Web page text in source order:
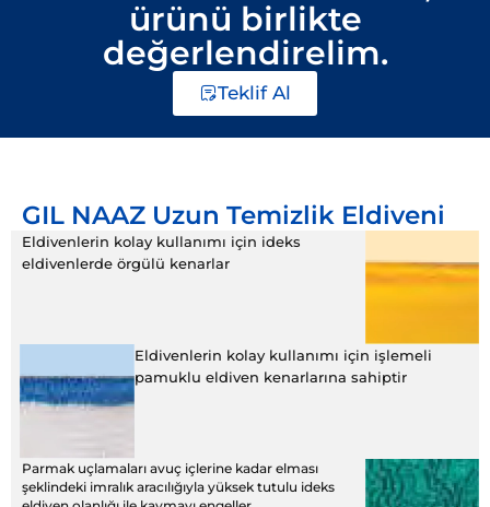
ürünü birlikte
değerlendirelim.
Teklif Al
GIL NAAZ Uzun Temizlik Eldiveni
Eldivenlerin kolay kullanımı için ideks
eldivenlerde örgülü kenarlar
Eldivenlerin kolay kullanımı için işlemeli
pamuklu eldiven kenarlarına sahiptir
Parmak uçlamaları avuç içlerine kadar elması
şeklindeki imralık aracılığıyla yüksek tutulu ideks